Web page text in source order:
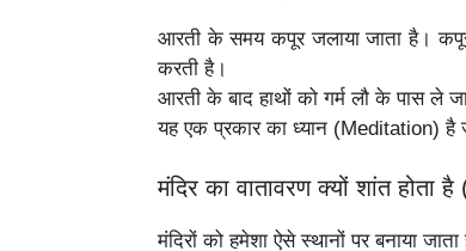
आरती के समय कपूर जलाया जाता है।
करती है।
आरती के बाद हाथों को गर्म लौ के पास ले
यह एक प्रकार का ध्यान (Meditation) है
मंदिर का वातावरण क्यों शांत
मंदिरों को हमेशा ऐसे स्थानों पर बनाया